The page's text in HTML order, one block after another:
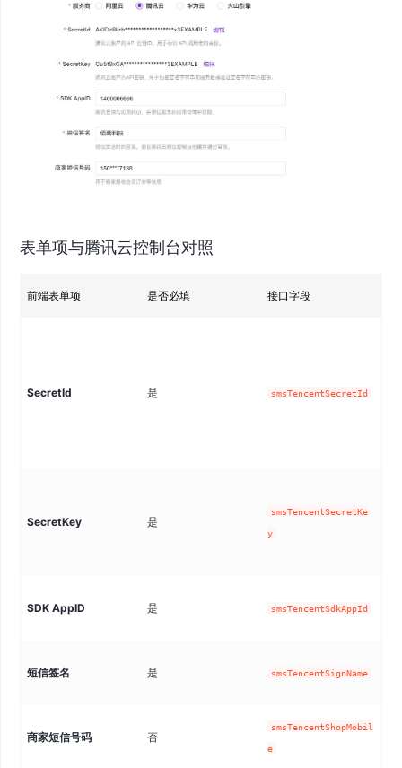
表单项与腾讯云控制台对照
前端表单项 是否必填 接口字段
SecretId 是 smsTencentSecretId
SecretKey 是
smsTencentSecretKe
y
SDK AppID 是 smsTencentSdkAppId
短信签名 是 smsTencentSignName
商家短信号码 否
smsTencentShopMobil
e